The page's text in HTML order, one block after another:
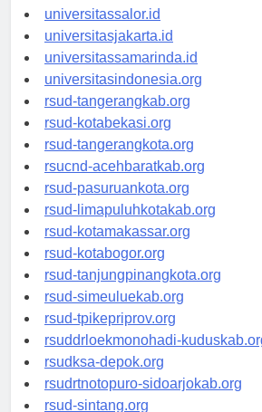
universitaswalesi.id
universitassalor.id
universitasjakarta.id
universitassamarinda.id
universitasindonesia.org
rsud-tangerangkab.org
rsud-kotabekasi.org
rsud-tangerangkota.org
rsucnd-acehbaratkab.org
rsud-pasuruankota.org
rsud-limapuluhkotakab.org
rsud-kotamakassar.org
rsud-kotabogor.org
rsud-tanjungpinangkota.org
rsud-simeuluekab.org
rsud-tpikepriprov.org
rsuddrloekmonohadi-kuduskab.org
rsudksa-depok.org
rsudrtnotopuro-sidoarjokab.org